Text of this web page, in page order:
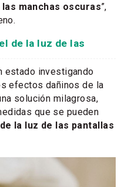
manchas oscuras”,
de la luz de las
estado investigando
efectos dañinos de la
solución milagrosa,
que se pueden
la luz de las pantallas